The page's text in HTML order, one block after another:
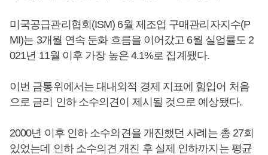
미국공급관리협회(ISM) 6월 제조업 구매관리자지수(P
MI)는 3개월 연속 둔화 흐름을 이어갔고 6월 실업률도 2
021년 11월 이후 가장 높은 4.1%로 집계됐다.
이번 금통위에서는 대내외적 경제 지표에 힘입어 처음
으로 금리 인하 소수의견이 제시될 것으로 예상됐다.
2000년 이후 인하 소수의견을 개진했던 사례는 총 27회
있었는데 인하 소수의견 개진 후 실제 인하까지는 평균